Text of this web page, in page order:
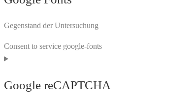
Gegenstand der Untersuchung
Consent to service google-fonts
Google reCAPTCHA